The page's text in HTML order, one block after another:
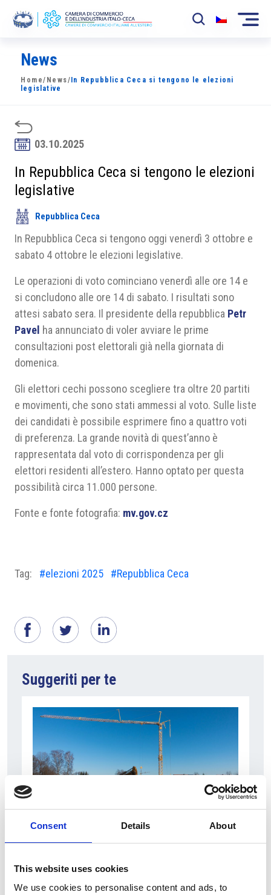
Consent Details About
This website uses cookies
We use cookies to personalise content and ads, to
La Camera
News
Sviluppo Mercato
Soci
Partner
Progetti
Area riservata
News
Home/ News/ In Repubblica Ceca si tengono le elezioni
legislative
03.10.2025
In Repubblica Ceca si tengono le elezioni
legislative
Repubblica Ceca
In Repubblica Ceca si tengono oggi venerdì 3 ottobre e
sabato 4 ottobre le elezioni legislative.
Le operazioni di voto cominciano venerdì alle ore 14 e
si concludono alle ore 14 di sabato. I risultati sono
attesi sabato sera. Il presidente della repubblica Petr
Pavel ha annunciato di voler avviare le prime
consultazioni post elettorali già nella giornata di
domenica.
Gli elettori cechi possono scegliere tra oltre 20 partiti
e movimenti, che sono stati ammessi al voto. Sulle liste
dei candidati è possibile esprimere fino a quattro voti
di preferenza. La grande novità di quest’anno è
rappresentata dal voto di corrispondenza per gli
elettori residenti all’estero. Hanno optato per questa
possibilità circa 11.000 persone.
Fonte e fonte fotografia: mv.gov.cz
Tag: #elezioni 2025 #Repubblica Ceca
Suggeriti per te
costruzione di nuove abitazioni
Repubblica Ceca